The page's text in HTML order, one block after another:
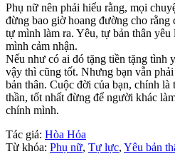
Phụ nữ nên phải hiểu rằng, mọi
đừng bao giờ hoang đường cho rằng
tự mình làm ra. Yêu, tự bản thân
mình cảm nhận.
Nếu như có ai đó tặng tiền tặng tình
vậy thì cũng tốt. Nhưng bạn vẫn
bản thân. Cuộc đời của bạn, chính là
thần, tốt nhất đừng để người khác
chính mình.
Tác giả: Hòa Hỏa
Từ khóa: Phụ nữ, Tự lực, Yêu bản